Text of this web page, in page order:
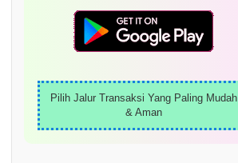
Pilih Jalur Transaksi Yang Paling Mudah
& Aman